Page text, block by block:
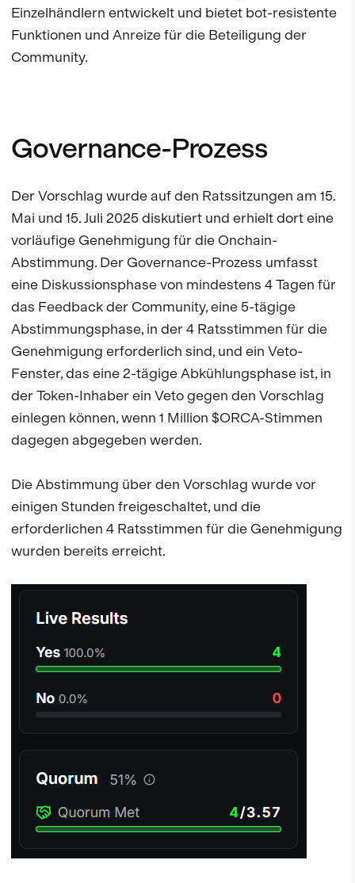
Einzelhändlern entwickelt und bietet bot-resistente
Funktionen und Anreize für die Beteiligung der
Community.
Governance-Prozess
Der Vorschlag wurde auf den Ratssitzungen am 15.
Mai und 15. Juli 2025 diskutiert und erhielt dort eine
vorläufige Genehmigung für die Onchain-
Abstimmung. Der Governance-Prozess umfasst
eine Diskussionsphase von mindestens 4 Tagen für
das Feedback der Community, eine 5-tägige
Abstimmungsphase, in der 4 Ratsstimmen für die
Genehmigung erforderlich sind, und ein Veto-
Fenster, das eine 2-tägige Abkühlungsphase ist, in
der Token-Inhaber ein Veto gegen den Vorschlag
einlegen können, wenn 1 Million $ORCA-Stimmen
dagegen abgegeben werden.
Die Abstimmung über den Vorschlag wurde vor
einigen Stunden freigeschaltet, und die
erforderlichen 4 Ratsstimmen für die Genehmigung
wurden bereits erreicht.